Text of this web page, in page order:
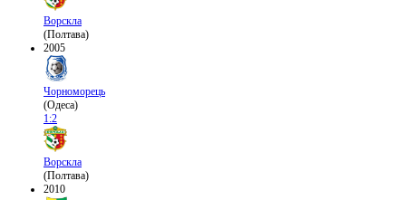
Ворскла
(Полтава)
2005
Чорноморець
(Одеса)
1:2
Ворскла
(Полтава)
2010